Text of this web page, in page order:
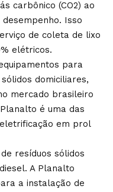
carbônico (CO2) ao
Isso
de coleta de lixo
elétricos.
para
domiciliares,
mercado brasileiro
é uma das
em prol
resíduos sólidos
A Planalto
a instalação de